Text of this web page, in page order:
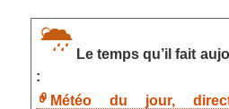
Le temps qu’il fait
:
Météo du jour,